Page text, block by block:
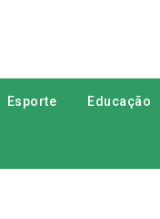
Esporte Educação